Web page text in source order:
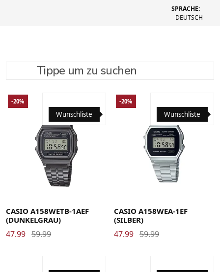
SPRACHE:
DEUTSCH
Tippe um zu suchen
SUCHE VERFEINERN EMPFOHLEN
Wunschliste
-20%
CASIO A158WETB-1AEF
(DUNKELGRAU)
47.99 59.99
Wunschliste
-20%
CASIO A158WEA-1EF
(SILBER)
47.99 59.99